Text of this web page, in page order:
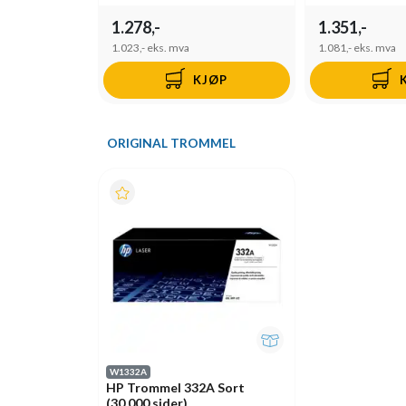
1.278,-
1.023,- eks. mva
KJØP
1.351,-
1.081,- eks. mva
ORIGINAL TROMMEL
W1332A
HP Trommel 332A Sort
(30.000 sider)